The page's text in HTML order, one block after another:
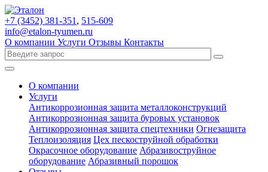
+7 (3452) 381-351 , 515-609
info@etalon-tyumen.ru
О компании Услуги Отзывы Контакты
О компании
Услуги
Антикоррозионная защита металлоконструкций
Антикоррозионная защита буровых установок
Антикоррозионная защита спецтехники Огнезащита
Теплоизоляция Цех пескоструйной обработки
Окрасочное оборудование Абразивоструйное
оборудование Абразивный порошок